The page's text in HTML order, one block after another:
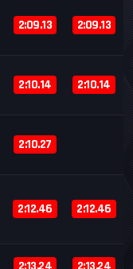
2:09.13 2:09.13
2:10.14 2:10.14
2:10.27
2:12.46 2:12.46